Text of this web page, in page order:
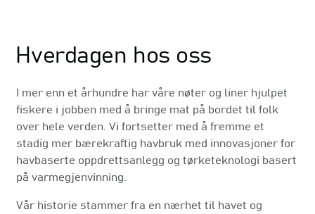
Hverdagen hos oss
I mer enn et århundre har våre nøter og liner hjulpet
fiskere i jobben med å bringe mat på bordet til folk
over hele verden. Vi fortsetter med å fremme et
stadig mer bærekraftig havbruk med innovasjoner for
havbaserte oppdrettsanlegg og tørketeknologi basert
på varmegjenvinning.
Vår historie stammer fra en nærhet til havet og